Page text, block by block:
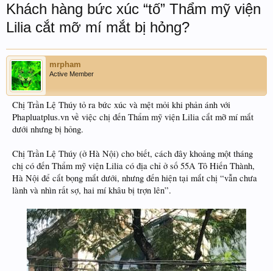
Khách hàng bức xúc “tố” Thẩm mỹ viện
Lilia cắt mỡ mí mắt bị hỏng?
mrpham
Active Member
Chị Trần Lệ Thúy tỏ ra bức xúc và mệt mỏi khi phản ánh với
Phapluatplus.vn về việc chị đến Thẩm mỹ viện Lilia cắt mỡ mí mắt
dưới nhưng bị hỏng.
Chị Trần Lệ Thúy (ở Hà Nội) cho biết, cách đây khoảng một tháng
chị có đến Thẩm mỹ viện Lilia có địa chỉ ở số 55A Tô Hiến Thành,
Hà Nội để cắt bọng mắt dưới, nhưng đến hiện tại mắt chị “vẫn chưa
lành và nhìn rất sợ, hai mí khâu bị trợn lên”.